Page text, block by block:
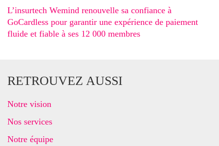
L’insurtech Wemind renouvelle sa confiance à
GoCardless pour garantir une expérience de paiement
fluide et fiable à ses 12 000 membres
RETROUVEZ AUSSI
Notre vision
Nos services
Notre équipe